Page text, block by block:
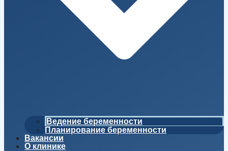
Ведение беременности
Планирование беременности
Вакансии
О клинике